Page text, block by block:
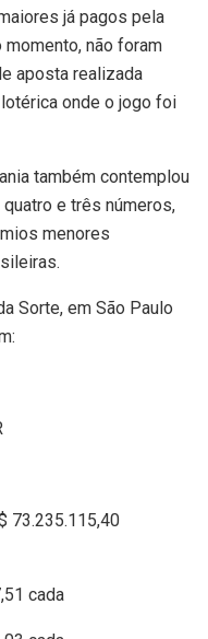
já pagos pela
não foram
aposta realizada
onde o jogo foi
também contemplou
e três números,
menores
Sorte, em São Paulo
73.235.115,40
cada